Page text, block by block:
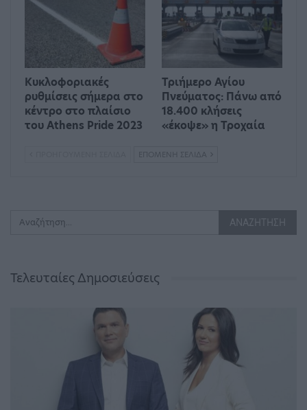
Κυκλοφοριακές
ρυθμίσεις σήμερα στο
κέντρο στο πλαίσιο
του Athens Pride 2023
Τριήμερο Αγίου
Πνεύματος: Πάνω από
18.400 κλήσεις
«έκοψε» η Τροχαία
ΕΠΌΜΕΝΗ ΣΕΛΊΔΑ
Τελευταίες Δημοσιεύσεις